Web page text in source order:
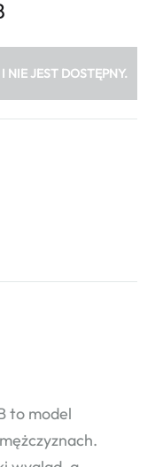
JEST DOSTĘPNY.
to model